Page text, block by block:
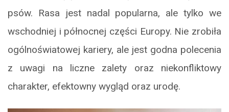
psów. Rasa jest nadal popularna, ale tylko we
wschodniej i północnej części Europy. Nie zrobiła
ogólnoświatowej kariery, ale jest godna polecenia
z uwagi na liczne zalety oraz niekonfliktowy
charakter, efektowny wygląd oraz urodę.